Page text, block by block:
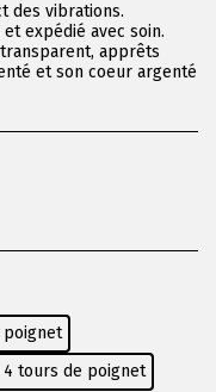
des vibrations.
expédié avec soin.
apprêts
et son coeur argenté
poignet
4 tours de poignet